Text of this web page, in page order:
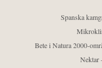
Spanska
Bete i Natura 2000-
Nektar